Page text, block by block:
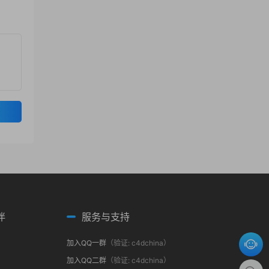
服务与支持
加入QQ一群（验证: c4dchina）
加入QQ二群（验证: c4dchina）